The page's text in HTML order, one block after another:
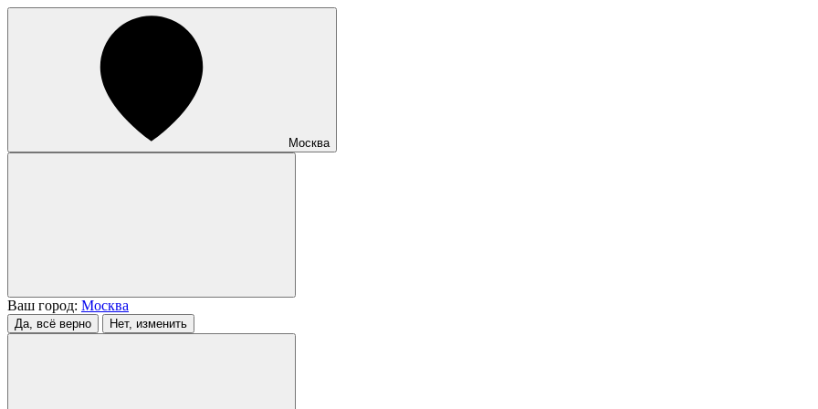
Москва
Ваш город: Москва
Да, всё верно Нет, изменить